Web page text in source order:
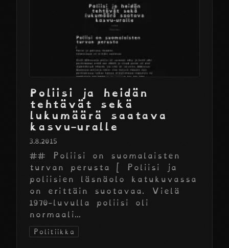
Poliisi ja heidän
tehtävät sekä
lukumäärä saatava
kasvu-uralle
3.8.2015
## Poliisi on suomalaisten
turvan perusta [ Poliisi ja
poliisien läsnäolo katukuvassa
on erittäin suotavaa. Vielä
1970-luvulla poliisi oli
normaali...
Politiikka